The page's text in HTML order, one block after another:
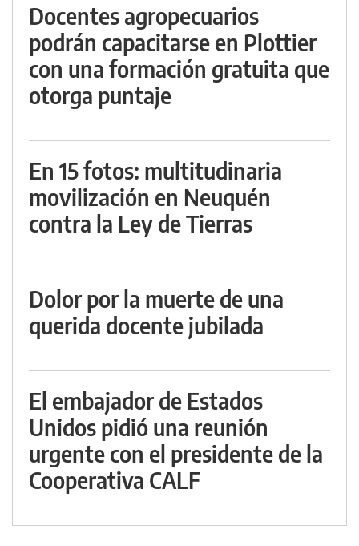
Docentes agropecuarios
podrán capacitarse en Plottier
con una formación gratuita que
otorga puntaje
En 15 fotos: multitudinaria
movilización en Neuquén
contra la Ley de Tierras
Dolor por la muerte de una
querida docente jubilada
El embajador de Estados
Unidos pidió una reunión
urgente con el presidente de la
Cooperativa CALF